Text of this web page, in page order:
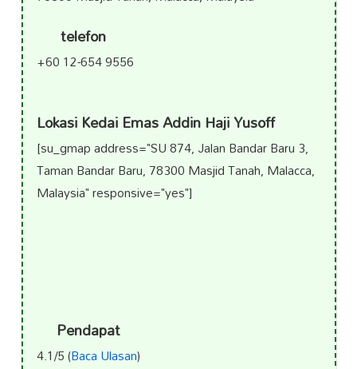
telefon
+60 12-654 9556
Lokasi Kedai Emas Addin Haji Yusoff
[su_gmap address="SU 874, Jalan Bandar Baru 3,
Taman Bandar Baru, 78300 Masjid Tanah, Malacca,
Malaysia" responsive="yes"]
Pendapat
4.1/5 (Baca Ulasan)